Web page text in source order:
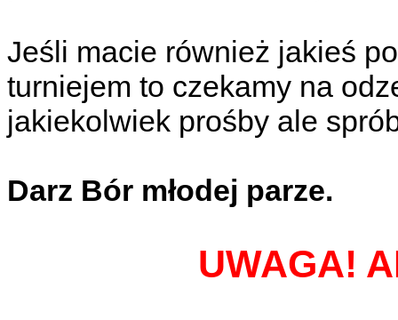
Jeśli macie również jakieś
turniejem to czekamy na
jakiekolwiek prośby ale
Darz Bór młodej parze.
UWAGA!